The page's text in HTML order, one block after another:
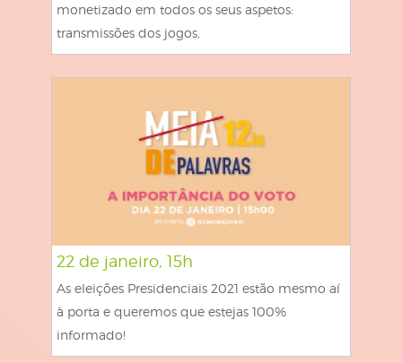
monetizado em todos os seus aspetos:
transmissões dos jogos,
22 de janeiro, 15h
As eleições Presidenciais 2021 estão mesmo aí
à porta e queremos que estejas 100%
informado!